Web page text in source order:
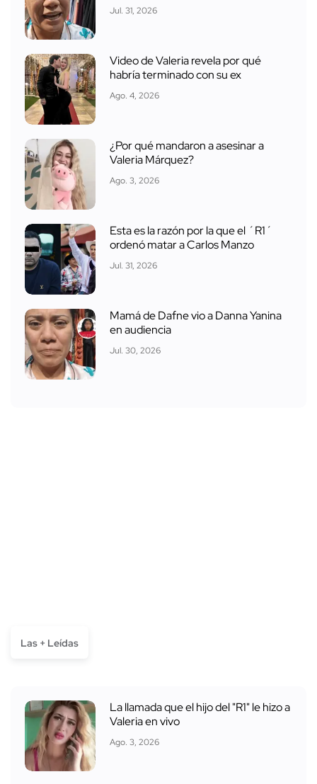
Jul. 31, 2026
Video de Valeria revela por qué
habría terminado con su ex
Ago. 4, 2026
¿Por qué mandaron a asesinar a
Valeria Márquez?
Ago. 3, 2026
Esta es la razón por la que el ´R1´
ordenó matar a Carlos Manzo
Jul. 31, 2026
Mamá de Dafne vio a Danna Yanina
en audiencia
Jul. 30, 2026
Las + Leídas
La llamada que el hijo del "R1" le hizo a
Valeria en vivo
Ago. 3, 2026